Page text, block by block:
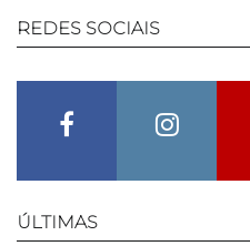
REDES SOCIAIS
Instagram
ÚLTIMAS